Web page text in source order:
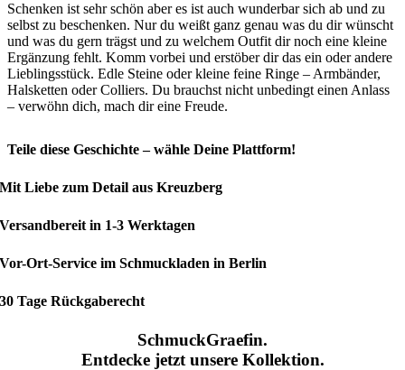
Schenken ist sehr schön aber es ist auch wunderbar sich ab und zu
selbst zu beschenken. Nur du weißt ganz genau was du dir wünscht
und was du gern trägst und zu welchem Outfit dir noch eine kleine
Ergänzung fehlt. Komm vorbei und erstöber dir das ein oder andere
Lieblingsstück. Edle Steine oder kleine feine Ringe – Armbänder,
Halsketten oder Colliers. Du brauchst nicht unbedingt einen Anlass
– verwöhn dich, mach dir eine Freude.
Teile diese Geschichte – wähle Deine Plattform!
Mit Liebe zum Detail aus Kreuzberg
Versandbereit in 1-3 Werktagen
Vor-Ort-Service im Schmuckladen in Berlin
30 Tage Rückgaberecht
SchmuckGraefin.
Entdecke jetzt unsere Kollektion.